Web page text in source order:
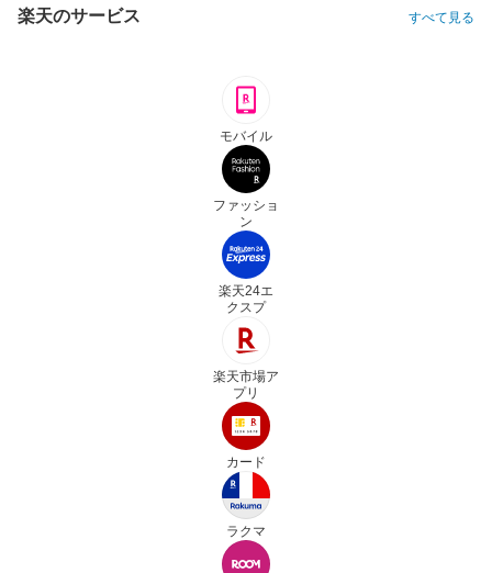
楽天のサービス すべて見る
モバイル
ファッショ
ン
楽天24エ
クスプ
楽天市場ア
プリ
カード
ラクマ